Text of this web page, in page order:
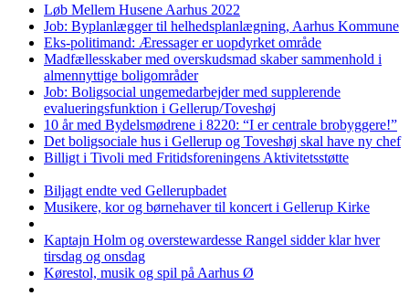
Løb Mellem Husene Aarhus 2022
Job: Byplanlægger til helhedsplanlægning, Aarhus Kommune
Eks-politimand: Æressager er uopdyrket område
Madfællesskaber med overskudsmad skaber sammenhold i
almennyttige boligområder
Job: Boligsocial ungemedarbejder med supplerende
evalueringsfunktion i Gellerup/Toveshøj
10 år med Bydelsmødrene i 8220: “I er centrale brobyggere!”
Det boligsociale hus i Gellerup og Toveshøj skal have ny chef
Billigt i Tivoli med Fritidsforeningens Aktivitetsstøtte
Biljagt endte ved Gellerupbadet
Musikere, kor og børnehaver til koncert i Gellerup Kirke
Kaptajn Holm og overstewardesse Rangel sidder klar hver
tirsdag og onsdag
Kørestol, musik og spil på Aarhus Ø